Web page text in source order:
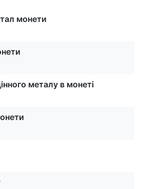
монети
металу в монеті